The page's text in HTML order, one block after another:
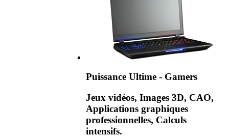
Puissance Ultime - Gamers
Jeux vidéos, Images 3D, CAO,
Applications graphiques
professionnelles, Calculs
intensifs.